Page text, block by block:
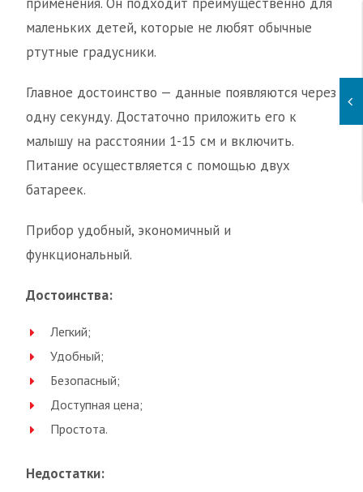
маленьких детей, которые не любят обычные
ртутные градусники.
Главное достоинство — данные появляются через
одну секунду. Достаточно приложить его к
малышу на расстоянии 1-15 см и включить.
Питание осуществляется с помощью двух
батареек.
Прибор удобный, экономичный и
функциональный.
Достоинства:
Легкий;
Удобный;
Безопасный;
Доступная цена;
Простота.
Недостатки: